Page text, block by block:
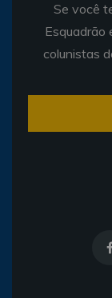
Se você
Esquadrão
colunistas